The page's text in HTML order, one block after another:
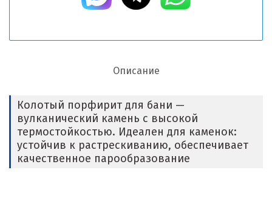
Описание
Колотый порфирит для бани —
вулканический камень с высокой
термостойкостью. Идеален для каменок:
устойчив к растрескиванию, обеспечивает
качественное парообразование